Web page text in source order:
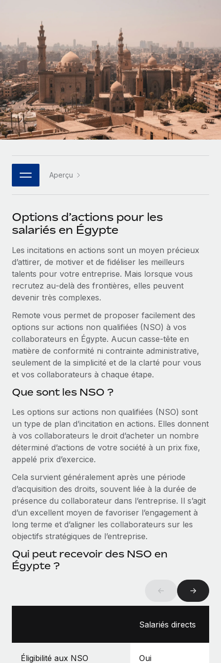
PEO
Sous-traitez les opérations complexes liées à l’emploi
INFRASTRUCTURE
Intégration Remote
Intégrez vos RH aux flux de travail en toute simplicité
Plateforme
Des fonctions RH clés intégrées pour votre équipe
Connectez n'importe quel outil d’IA à Remote grâce à
notre MCP
Rationalisez vos processus avec des outils essentiels
SERVICES
Demandez aux experts
Recevez des conseils d’experts sur les RH à
l’international et la conformité
Contrôles d’antécédents
Simplifiez vos processus de présélection des
candidats
Remote Watchtower
Gardez un temps d’avance sur les risques en
Achetez et suivez vos équipements informatiques
dans le monde entier
Création d’entité
Établissez des entités rapidement et en toute
Mobilité et déménagement international
Organisez facilement le déménagement de vos
employés
Avantages sociaux
Gérez facilement les avantages sociaux
Examinez notre service par rapport aux autres
CROISSANCE
Start-ups
Des solutions agiles et internationales pour les RH et la
paie des entreprises en pleine croissance
Entreprises intermédiaires
Développez vos équipes avec des solutions RH sur
mesure
Entreprise
Les RH à l’international pour les grandes entreprises
Partenaires stratégiques de la tech
Intégrez les RH à l’international de manière flexible
Devenir partenaire
Explorez avec nous vos opportunités de partenariat
Remote Build
Bientôt disponible
Conseil en intégrations et automatisations assistées par
ÉTUDES DE CAS
Comment Weaviate, l'as de l'IA, a développé
ses effectifs de 120 % avec Remote
source et AI-first. Sa mission est...
En savoir plus
Intégration Remote x BambooHR : du local à
l’international, le recrutement sans changer de
Impact Les clients BambooHR peuvent désormais
embaucher et gérer les employés internationaux...
En savoir plus
Calculateur de paiement des freelances
Découvrez les devises disponibles et les vitesses de
paiement pour vos freelances internationaux
APPRENDRE AVEC REMOTE
Recherche et guides
Études de cas
Checklists et modèles
Descriptions de postes
Événements
Données sur les salaires et les talents
Centre de ressources
Voir toutes les ressources
Paie multipays
EOR et PEO
Gestion des freelances
Taxes
Explorer le blog
BLOG
Mises à jour des produits de Remote :
Intégrations Gusto et Xero et Gestion des
freelances Plus
toute taille à embaucher, gérer et payer...
répartis dans 19 pays grâce à Remote
Nederlands
Français
Deutsch
Español
Italiano
Português (Portugal)
日本語
한국어
Aperçu
Options d’actions pour les
salariés en Égypte
Les incitations en actions sont un moyen précieux
d’attirer, de motiver et de fidéliser les meilleurs
talents pour votre entreprise. Mais lorsque vous
recrutez au‑delà des frontières, elles peuvent
devenir très complexes.
Remote vous permet de proposer facilement des
options sur actions non qualifiées (NSO) à vos
collaborateurs en Égypte. Aucun casse-tête en
matière de conformité ni contrainte administrative,
seulement de la simplicité et de la clarté pour vous
et vos collaborateurs à chaque étape.
Que sont les NSO ?
Les options sur actions non qualifiées (NSO) sont
un type de plan d’incitation en actions. Elles donnent
à vos collaborateurs le droit d’acheter un nombre
déterminé d’actions de votre société à un prix fixe,
appelé prix d’exercice.
Cela survient généralement après une période
d’acquisition des droits, souvent liée à la durée de
présence du collaborateur dans l’entreprise. Il s’agit
d’un excellent moyen de favoriser l’engagement à
long terme et d’aligner les collaborateurs sur les
objectifs stratégiques de l’entreprise.
Qui peut recevoir des NSO en
Égypte ?
← →
Salariés directs
Éligibilité aux NSO Oui